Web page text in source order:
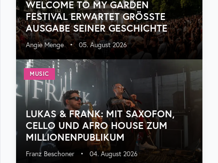
WELCOME TO MY GARDEN
FESTIVAL ERWARTET GRÖSSTE A
USGABE SEINER GESCHICHTE
Angie Menge • 05. August 2026
MUSIC
LUKAS & FRANK: MIT SAXOFON,
CELLO UND AFRO HOUSE ZUM
MILLIONENPUBLIKUM
Franz Beschoner • 04. August 2026